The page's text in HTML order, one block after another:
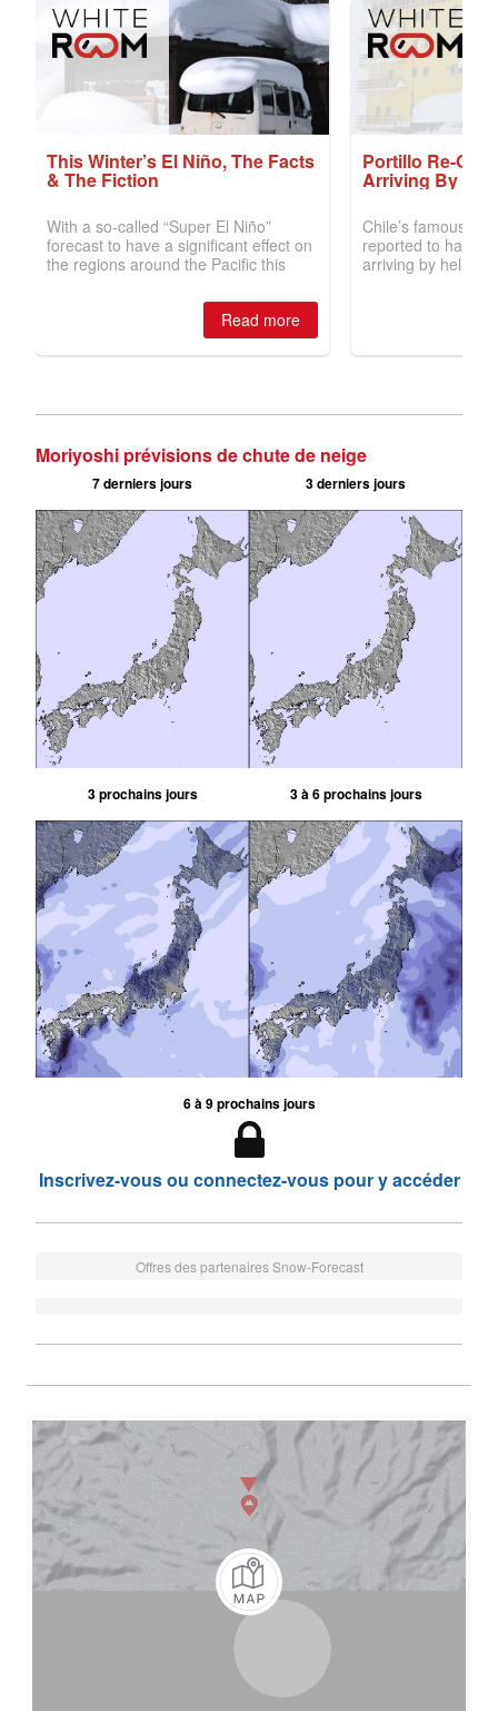
Moriyoshi prévisions de chute de neige
7 derniers jours 3 derniers jours
3 prochains jours 3 à 6 prochains jours
6 à 9 prochains jours
Inscrivez-vous ou connectez-vous pour y accéder
Offres des partenaires Snow-Forecast